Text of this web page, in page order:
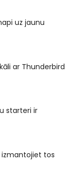
uz jaunu
ar Thunderbird
starteri ir
tos